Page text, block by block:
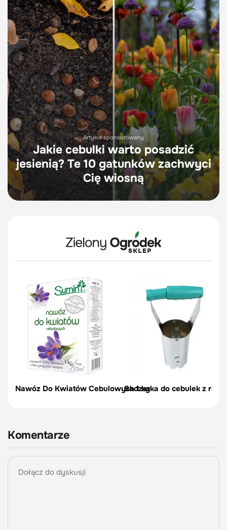
Artykuł sponsorowany
Jakie cebulki warto posadzić
jesienią? Te 10 gatunków zachwyci
Cię wiosną
Nawóz Do Kwiatów Cebulowych 1 kgSadzarka do cebulek z
Komentarze